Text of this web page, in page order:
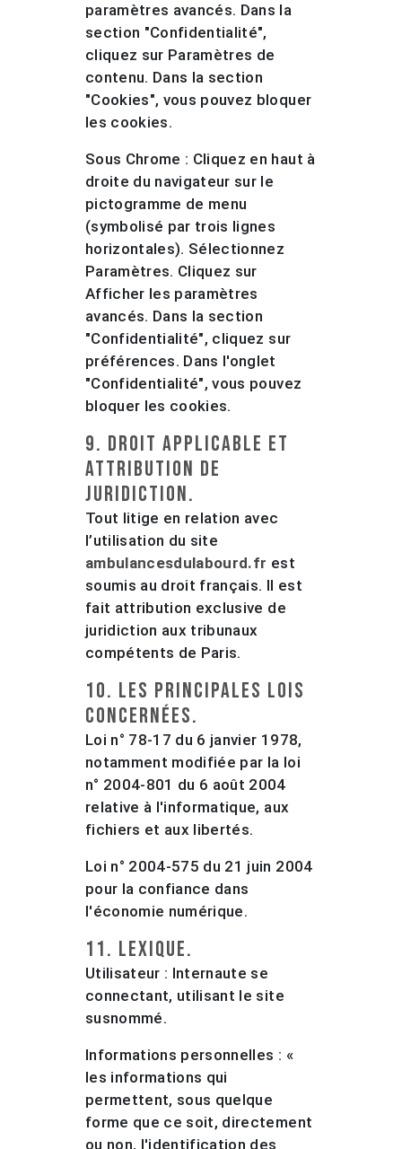
paramètres avancés. Dans la
section "Confidentialité",
cliquez sur Paramètres de
contenu. Dans la section
"Cookies", vous pouvez bloquer
les cookies.
Sous Chrome : Cliquez en haut à
droite du navigateur sur le
pictogramme de menu
(symbolisé par trois lignes
horizontales). Sélectionnez
Paramètres. Cliquez sur
Afficher les paramètres
avancés. Dans la section
"Confidentialité", cliquez sur
préférences. Dans l'onglet
"Confidentialité", vous pouvez
bloquer les cookies.
9. Droit applicable et
attribution de
juridiction.
Tout litige en relation avec
l’utilisation du site
ambulancesdulabourd.fr est
soumis au droit français. Il est
fait attribution exclusive de
juridiction aux tribunaux
compétents de Paris.
10. Les principales lois
concernées.
Loi n° 78-17 du 6 janvier 1978,
notamment modifiée par la loi
n° 2004-801 du 6 août 2004
relative à l'informatique, aux
fichiers et aux libertés.
Loi n° 2004-575 du 21 juin 2004
pour la confiance dans
l'économie numérique.
11. Lexique.
Utilisateur : Internaute se
connectant, utilisant le site
susnommé.
Informations personnelles : «
les informations qui
permettent, sous quelque
forme que ce soit, directement
ou non, l'identification des